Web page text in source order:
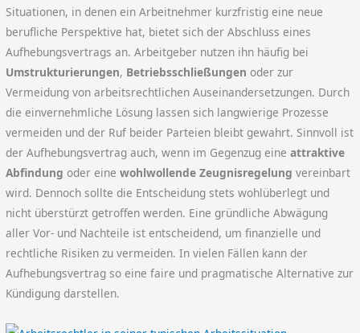
Situationen, in denen ein Arbeitnehmer kurzfristig eine neue
berufliche Perspektive hat, bietet sich der Abschluss eines
Aufhebungsvertrags an. Arbeitgeber nutzen ihn häufig bei
Umstrukturierungen, Betriebsschließungen oder zur
Vermeidung von arbeitsrechtlichen Auseinandersetzungen. Durch
die einvernehmliche Lösung lassen sich langwierige Prozesse
vermeiden und der Ruf beider Parteien bleibt gewahrt. Sinnvoll ist
der Aufhebungsvertrag auch, wenn im Gegenzug eineattraktive
Abfindung oder einewohlwollende Zeugnisregelung vereinbart
wird. Dennoch sollte die Entscheidung stets wohlüberlegt und
nicht überstürzt getroffen werden. Eine gründliche Abwägung
aller Vor- und Nachteile ist entscheidend, um finanzielle und
rechtliche Risiken zu vermeiden. In vielen Fällen kann der
Aufhebungsvertrag so eine faire und pragmatische Alternative zur
Kündigung darstellen.